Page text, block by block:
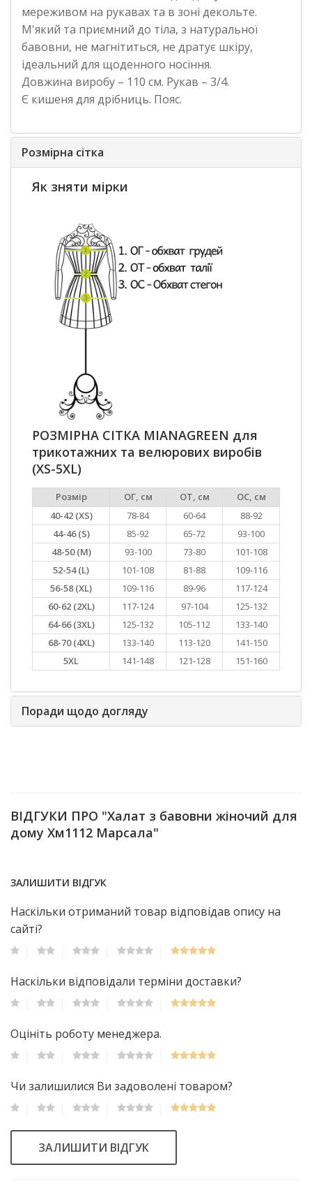
мереживом на рукавах та в зоні декольте.
М'який та приємний до тіла, з натуральної
бавовни, не магнітиться, не дратує шкіру,
ідеальний для щоденного носіння.
Довжина виробу – 110 см. Рукав – 3/4.
Є кишеня для дрібниць. Пояс.
Розмірна сітка
Як зняти мірки
РОЗМІРНА СІТКА MIANAGREEN для
трикотажних та велюрових виробів
(XS-5XL)
Розмір ОГ, см ОТ, см
ОС, см
40-42 (XS)
78-84 60-64
88-92
44-46 (S)
85-92 65-72
93-100
48-50 (M)
93-100 73-80
101-108
52-54 (L)
101-108 81-88
109-116
56-58 (XL)
109-116 89-96
117-124
60-62 (2XL)
117-124 97-104
125-132
64-66 (3XL)
125-132 105-112
133-140
68-70 (4XL)
133-140 113-120
141-150
5XL
141-148 121-128 151-160
Поради щодо догляду
ВІДГУКИ ПРО "Халат з бавовни жіночий для
дому Хм1112 Марсала"
ЗАЛИШИТИ ВІДГУК
Наскільки отриманий товар відповідав опису на
сайті?
Наскільки відповідали терміни доставки?
Оцініть роботу менеджера.
Чи залишилися Ви задоволені товаром?
ЗАЛИШИТИ ВІДГУК